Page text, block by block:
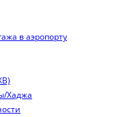
в аэропорту
Хаджа